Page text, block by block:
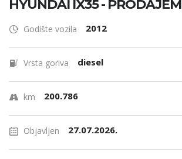
HYUNDAI IX35 - PRODAJEM
Godište vozila 2012
Vrsta goriva diesel
km 200.786
Objavljen 27.07.2026.